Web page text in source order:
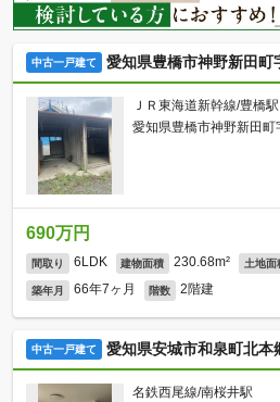
中古一戸建て 愛知県豊橋市神野新田町
ＪＲ東海道新幹線/豊橋駅
愛知県豊橋市神野新田町
690万円
間取り 6LDK 建物面積 230.68m² 土地面
築年月 66年7ヶ月 階数 2階建
中古一戸建て 愛知県安城市和泉町北本
名鉄西尾線/南桜井駅